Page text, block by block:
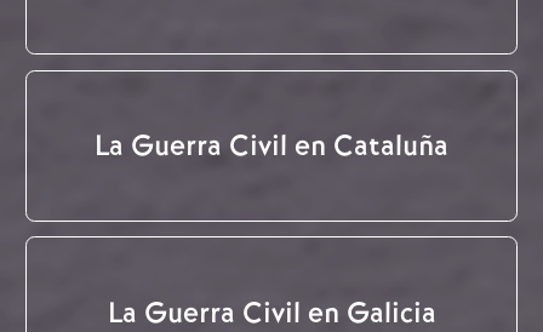
La Guerra Civil en Cataluña
La Guerra Civil en Galicia